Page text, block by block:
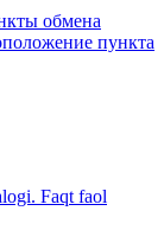
обмена
пункта
Faqt faol